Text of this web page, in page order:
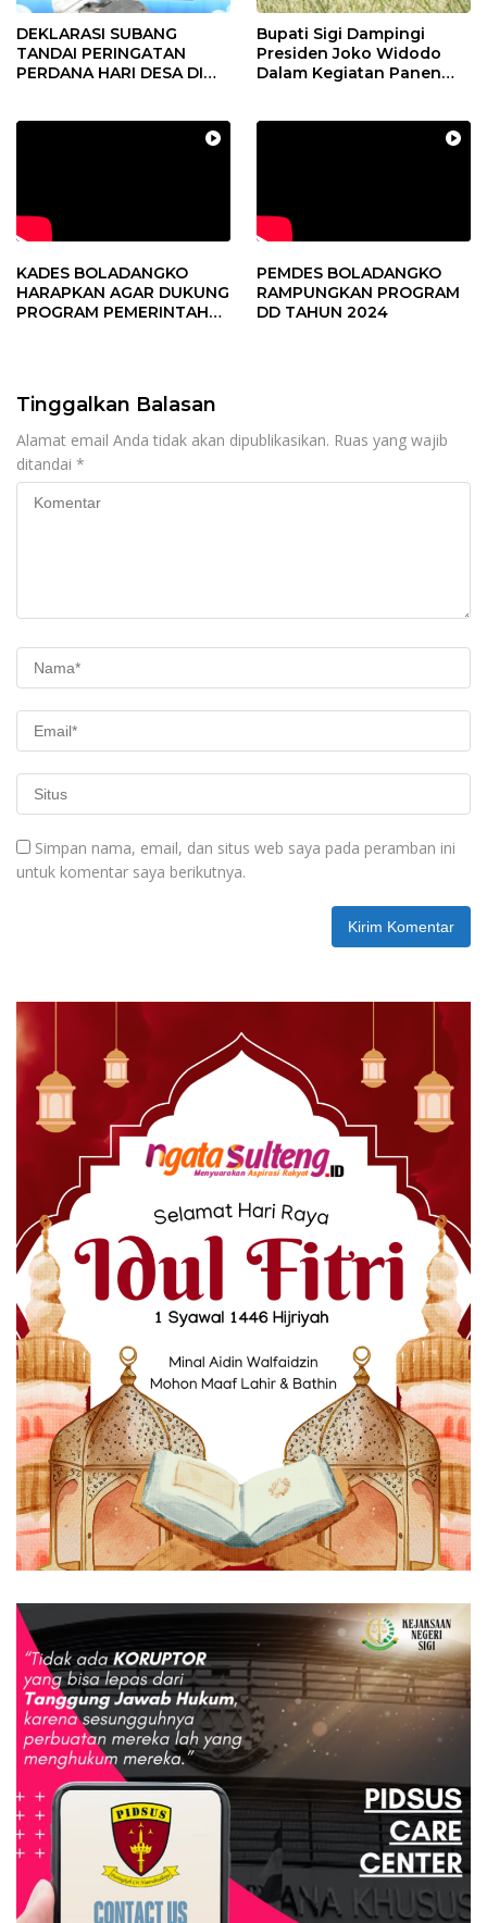
DEKLARASI SUBANG
TANDAI PERINGATAN
PERDANA HARI DESA DI
Bupati Sigi Dampingi
Presiden Joko Widodo
Dalam Kegiatan Panen
KADES BOLADANGKO
HARAPKAN AGAR DUKUNG
PROGRAM PEMERINTAH
PEMDES BOLADANGKO
RAMPUNGKAN PROGRAM
DD TAHUN 2024
Tinggalkan Balasan
Alamat email Anda tidak akan dipublikasikan. Ruas yang wajib
ditandai *
Simpan nama, email, dan situs web saya pada peramban ini
untuk komentar saya berikutnya.